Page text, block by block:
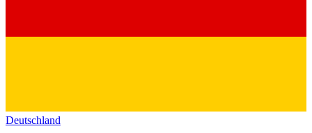
Deutschland